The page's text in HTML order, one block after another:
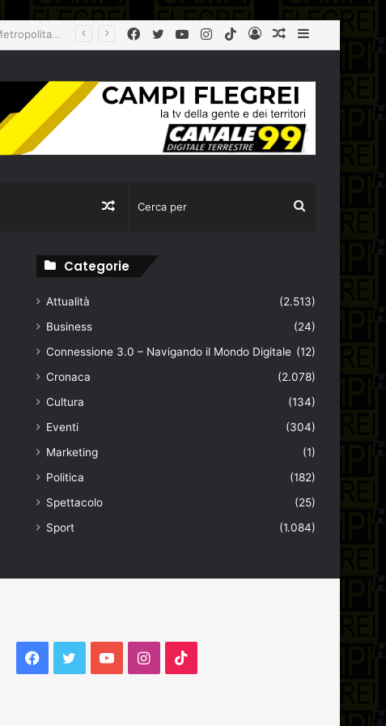
Sidebar
Articolo
Log
TikTok
Instagram
YouTube
Twitter
Facebook
Cerca
Articolo
casuale
Categorie
Attualità
(2.513)
Business
(24)
Connessione 3.0 – Navigando il Mondo Digitale (12)
Cronaca
(2.078)
Cultura
(134)
Eventi
(304)
Marketing
(1)
Politica
(182)
Spettacolo
(25)
Sport
(1.084)
Facebook
TwitterYouTubeInstagram
TikTok